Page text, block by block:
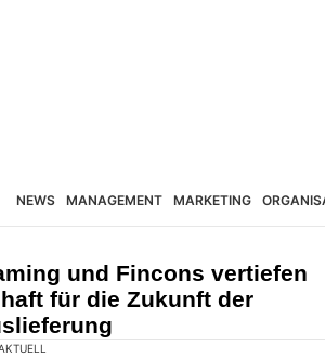
NEWS MANAGEMENT MARKETING
und Fincons vertiefen
für die Zukunft der